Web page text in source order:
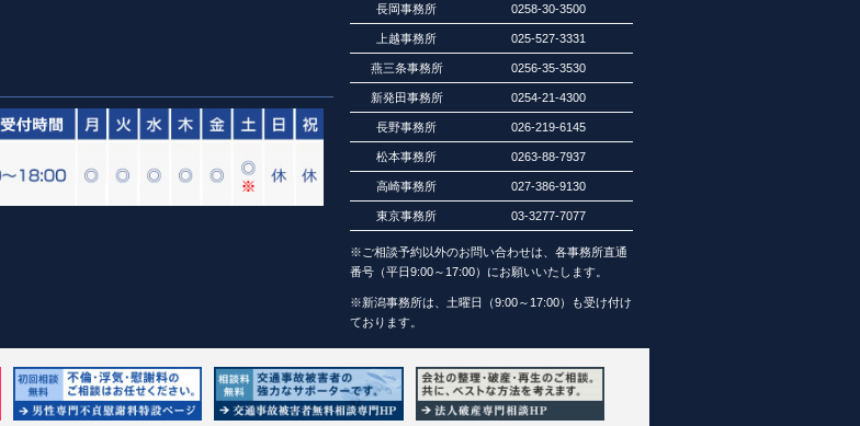
長岡事務所 0258-30-3500
上越事務所 025-527-3331
燕三条事務所 0256-35-3530
新発田事務所 0254-21-4300
長野事務所 026-219-6145
松本事務所 0263-88-7937
高崎事務所 027-386-9130
東京事務所 03-3277-7077
※ご相談予約以外のお問い合わせは、各事務所直通
番号（平日9:00～17:00）にお願いいたします。
※新潟事務所は、土曜日（9:00～17:00）も受け付け
ております。